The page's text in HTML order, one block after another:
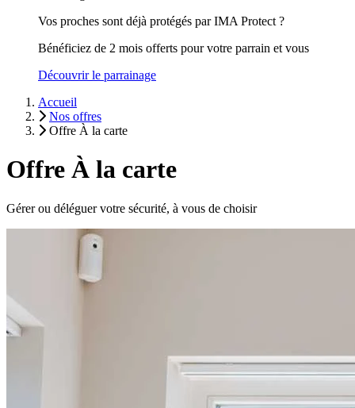
Vos proches sont déjà protégés par IMA Protect ?
Bénéficiez de 2 mois offerts pour votre parrain et vous
Découvrir le parrainage
Accueil
Nos offres
Offre À la carte
Offre À la carte
Gérer ou déléguer votre sécurité, à vous de choisir